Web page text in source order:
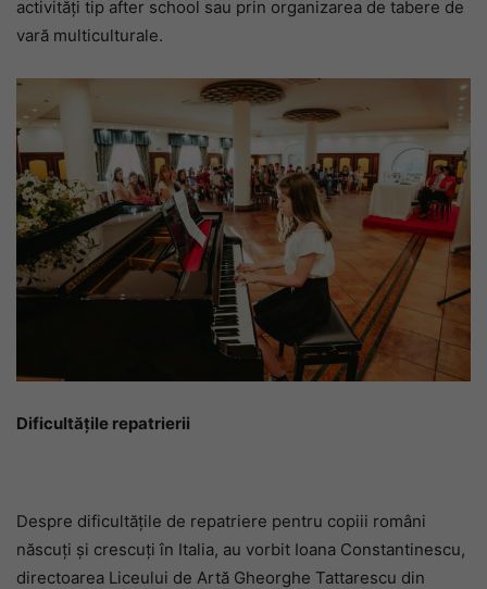
activități tip after school sau prin organizarea de tabere de
vară multiculturale.
Dificultățile repatrierii
Despre dificultățile de repatriere pentru copiii români
născuți și crescuți în Italia, au vorbit Ioana Constantinescu,
directoarea Liceului de Artă Gheorghe Tattarescu din